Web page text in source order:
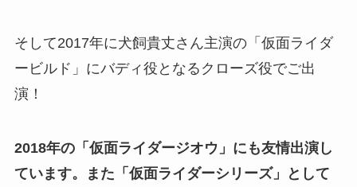
そして2017年に犬飼貴丈さん主演の「仮面ライダ
ービルド」にバディ役となるクローズ役でご出
演！
2018年の「仮面ライダージオウ」にも友情出演し
ています。また「仮面ライダーシリーズ」として